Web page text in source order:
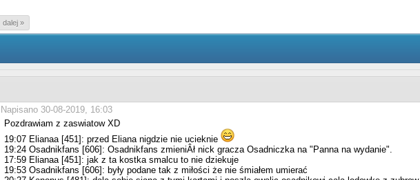
dalej »
Napisano 30-08-2019, 16:03
Pozdrawiam z zaswiatow XD
19:07 Elianaa [451]: przed Eliana nigdzie nie ucieknie
19:24 Osadnikfans [606]: Osadnikfans zmieniÂł nick gracza Osadniczka na "Panna na wydanie".
17:59 Elianaa [451]: jak z ta kostka smalcu to nie dziekuje
19:53 Osadnikfans [606]: były podane tak z miłości że nie śmiałem umierać